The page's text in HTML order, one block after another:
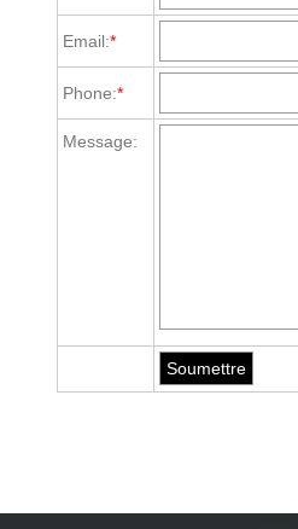
Email:*
Phone:*
Message: